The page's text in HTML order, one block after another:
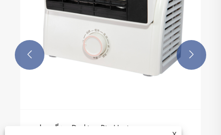
ویژگی های Desktop Ptc Heater
 